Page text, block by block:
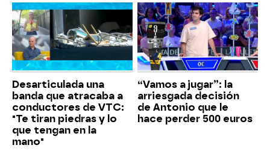
Desarticulada una
banda que atracaba a
conductores de VTC:
"Te tiran piedras y lo
que tengan en la
mano"
“Vamos a jugar”: la
arriesgada decisión
de Antonio que le
hace perder 500 euros